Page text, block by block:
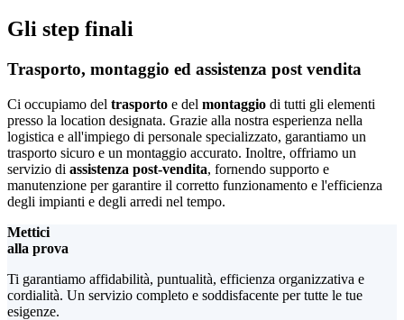
Gli step finali
Trasporto, montaggio ed assistenza post vendita
Ci occupiamo del trasporto e del montaggio di tutti gli elementi
presso la location designata. Grazie alla nostra esperienza nella
logistica e all'impiego di personale specializzato, garantiamo un
trasporto sicuro e un montaggio accurato. Inoltre, offriamo un
servizio di assistenza post-vendita, fornendo supporto e
manutenzione per garantire il corretto funzionamento e l'efficienza
degli impianti e degli arredi nel tempo.
Mettici
alla prova
Ti garantiamo affidabilità, puntualità, efficienza organizzativa e
cordialità. Un servizio completo e soddisfacente per tutte le tue
esigenze.